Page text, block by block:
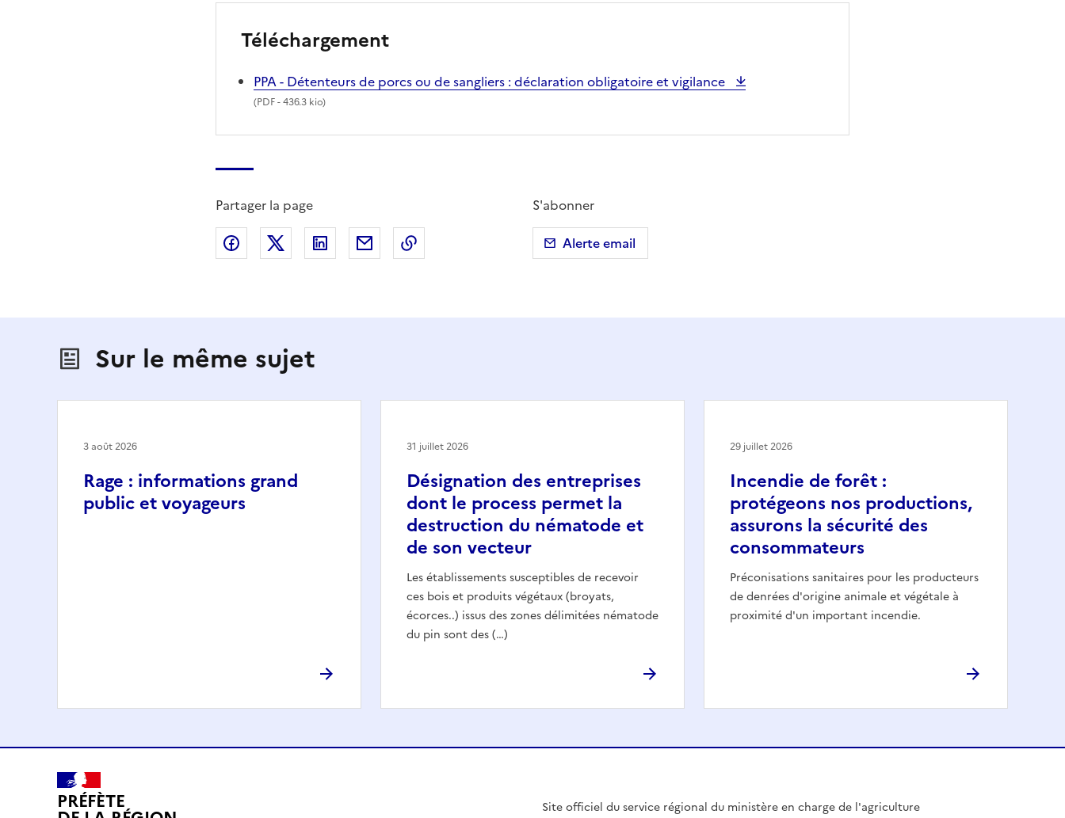
Téléchargement
PPA - Détenteurs de porcs ou de sangliers : déclaration obligatoire et vigilance
(PDF- 436.3 kio)
Partager la page
Partager sur Facebook
Partager sur X (anciennement Twitter)
Partager sur LinkedIn
Partager par emailCopier dans le presse-papier
S'abonner
Alerte email
Sur le même sujet
Rage : informations grand
public et voyageurs
3 août 2026
Désignation des entreprises
dont le process permet la
destruction du nématode et
de son vecteur
Les établissements susceptibles de recevoir
ces bois et produits végétaux (broyats,
écorces..) issus des zones délimitées nématode
du pin sont des (…)
31 juillet 2026
Incendie de forêt :
protégeons nos productions,
assurons la sécurité des
consommateurs
Préconisations sanitaires pour les producteurs
de denrées d'origine animale et végétale à
proximité d'un important incendie.
29 juillet 2026
PRÉFÈTE Site officiel du service régional du ministère en charge de l'agriculture